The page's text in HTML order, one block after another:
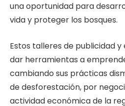
una oportunidad para
vida y proteger los bosques.
Estos talleres de publicidad
dar herramientas a
cambiando sus prácticas
de desforestación, por
actividad económica de la